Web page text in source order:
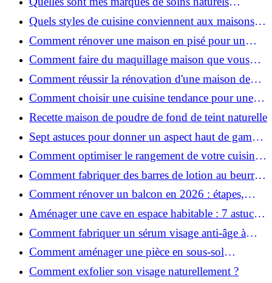
préférées ?
Quels styles de cuisine conviennent aux maisons et
appartements du Voironnais ?
Comment rénover une maison en pisé pour un
habitat sain et performant ?
Comment faire du maquillage maison que vous
utiliserez vraiment ?
Comment réussir la rénovation d'une maison de
ville en 2026 ?
Comment choisir une cuisine tendance pour une
rénovation en 2026 ?
Recette maison de poudre de fond de teint naturelle
Sept astuces pour donner un aspect haut de gamme
à votre cuisine
Comment optimiser le rangement de votre cuisine
et gagner de la place ?
Comment fabriquer des barres de lotion au beurre
de karité ?
Comment rénover un balcon en 2026 : étapes,
budget et matériaux ?
Aménager une cave en espace habitable : 7 astuces
essentielles
Comment fabriquer un sérum visage anti-âge à
l'huile de rose musquée ?
Comment aménager une pièce en sous-sol
efficacement ?
Comment exfolier son visage naturellement ?